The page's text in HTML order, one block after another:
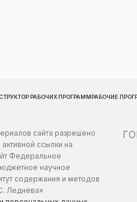
РАБОЧИХ ПРОГРАММРАБОЧИЕ
сайта разрешено
ссылки на
Федеральное
научное
содержания и методов
Леднева»